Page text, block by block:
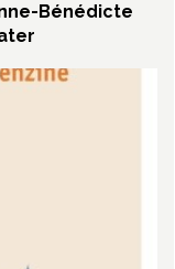
Bénédicte